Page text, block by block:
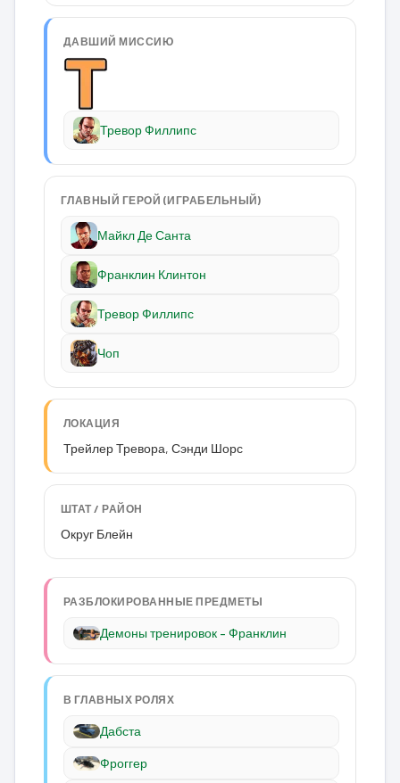
ДАВШИЙ МИССИЮ
Тревор Филлипс
ГЛАВНЫЙ ГЕРОЙ (ИГРАБЕЛЬНЫЙ)
Майкл Де Санта
Франклин Клинтон
Тревор Филлипс
Чоп
ЛОКАЦИЯ
Трейлер Тревора, Сэнди Шорс
ШТАТ / РАЙОН
Округ Блейн
РАЗБЛОКИРОВАННЫЕ ПРЕДМЕТЫ
Демоны тренировок – Франклин
В ГЛАВНЫХ РОЛЯХ
Дабста
Фроггер